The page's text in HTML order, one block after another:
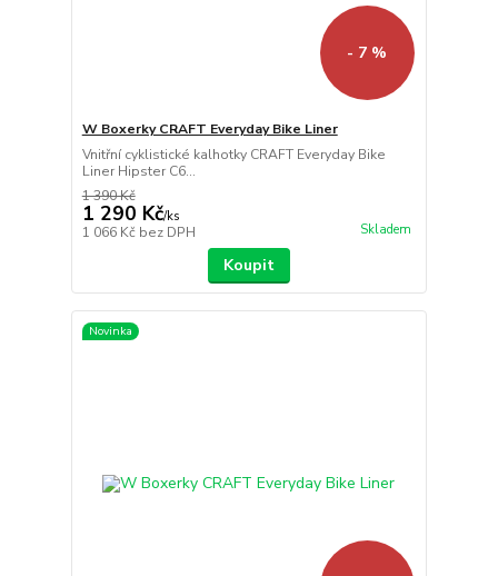
- 7 %
W Boxerky CRAFT Everyday Bike Liner
Vnitřní cyklistické kalhotky CRAFT Everyday Bike
Liner Hipster C6...
1 390 Kč
1 290 Kč/ks
1 066 Kč bez DPH Skladem
Koupit
Novinka